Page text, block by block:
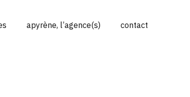
apyrène, l’agence(s) contact